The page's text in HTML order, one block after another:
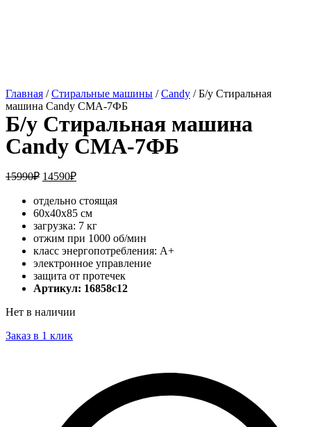
Главная /Стиральные машины /Candy / Б/у Стиральная
машина Candy CMA-7ФБ
Б/у Стиральная машина
Candy CMA-7ФБ
15990₽ 14590₽
отдельно стоящая
60х40х85 см
загрузка: 7 кг
отжим при 1000 об/мин
класс энергопотребления: A+
электронное управление
защита от протечек
Артикул: 16858c12
Нет в наличии
Заказ в 1 клик